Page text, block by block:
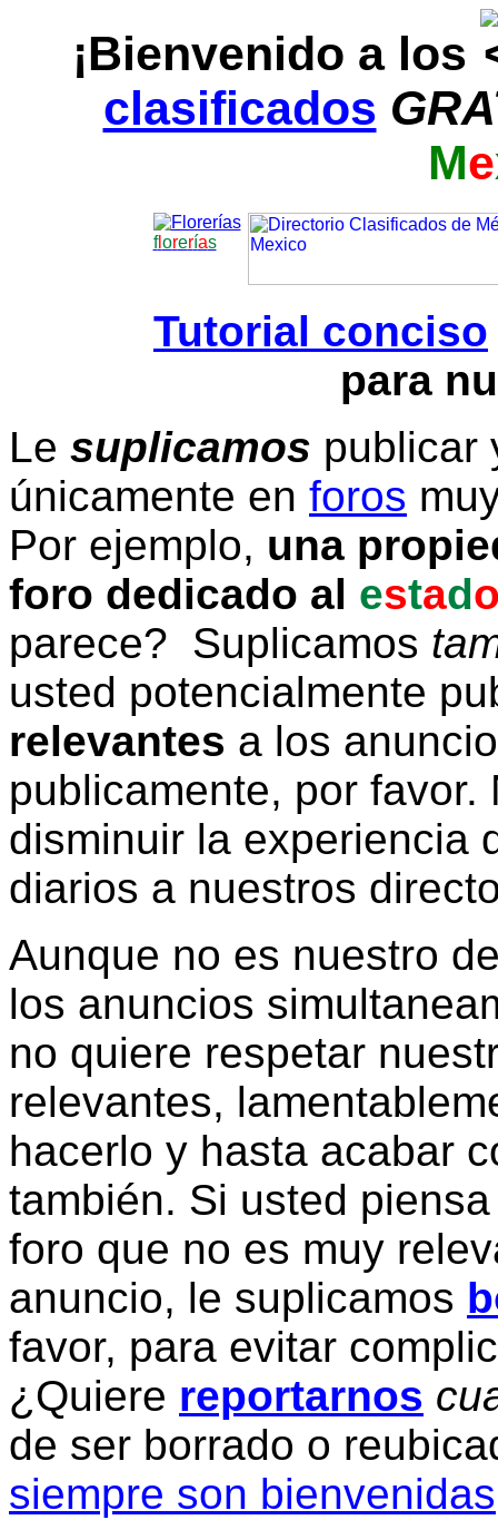
¡Bienvenido a los
clasificados
Me
florerías
Tutorial conciso
para
Le suplicamos publicar
únicamente en foros
Por ejemplo, una
foro dedicado al estad
parece? Suplicamos
usted potencialmente
relevantes a los
publicamente, por
disminuir la experiencia
diarios a nuestros
Aunque no es nuestro
los anuncios
no quiere respetar
relevantes,
hacerlo y hasta acabar
también. Si usted
foro que no es muy
anuncio, le suplicamos
favor, para evitar
¿Quiere reportarnos
de ser borrado o
siempre son bienvenidas